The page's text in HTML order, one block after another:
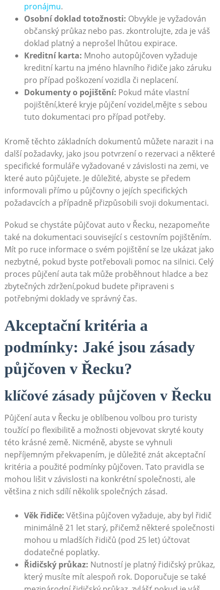
pronájmu.
Osobní doklad totožnosti: Obvykle je vyžadován
občanský průkaz nebo pas. zkontrolujte, zda je váš
doklad platný a neprošel lhůtou expirace.
Kreditní karta: Mnoho autopůjčoven vyžaduje
kreditní kartu na jméno hlavního řidiče jako záruku
pro případ poškození vozidla či neplacení.
Dokumenty o pojištění: Pokud máte vlastní
pojištění,které kryje půjčení vozidel,mějte s sebou
tuto dokumentaci pro případ potřeby.
Kromě těchto základních dokumentů můžete narazit i na
další požadavky, jako jsou potvrzení o rezervaci a některé
specifické formuláře vyžadované v závislosti na zemi, ve
které auto půjčujete. Je důležité, abyste se předem
informovali přímo u půjčovny o jejích specifických
požadavcích a případně přizpůsobili svoji dokumentaci.
Pokud se chystáte půjčovat auto v Řecku, nezapomeňte
také na dokumentaci související s cestovním pojištěním.
Mít po ruce informace o svém pojištění se lze ukázat jako
nezbytné, pokud byste potřebovali pomoc na silnici. Celý
proces půjčení auta tak může proběhnout hladce a bez
zbytečných zdržení,pokud budete připraveni s
potřebnými doklady ve správný čas.
Akceptační kritéria a
podmínky: Jaké jsou zásady
půjčoven v Řecku?
klíčové zásady půjčoven v Řecku
Půjčení auta v Řecku je oblíbenou volbou pro turisty
toužící po flexibilitě a možnosti objevovat skryté kouty
této krásné země. Nicméně, abyste se vyhnuli
nepříjemným překvapením, je důležité znát akceptační
kritéria a použité podmínky půjčoven. Tato pravidla se
mohou lišit v závislosti na konkrétní společnosti, ale
většina z nich sdílí několik společných zásad.
Věk řidiče: Většina půjčoven vyžaduje, aby byl řidič
minimálně 21 let starý, přičemž některé společnosti
mohou u mladších řidičů (pod 25 let) účtovat
dodatečné poplatky.
Řidičský průkaz: Nutností je platný řidičský průkaz,
který musíte mít alespoň rok. Doporučuje se také